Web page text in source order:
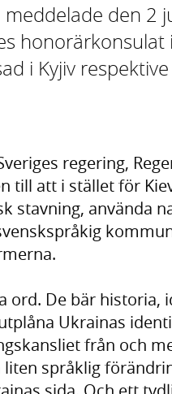
den 2
i Kyjiv
regering,
till att i stället för
stavning, använda
ord. De bär historia,
Ukrainas
från och
språklig